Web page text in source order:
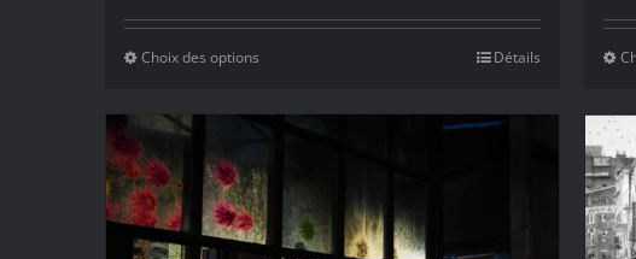
prix :
249€
Choix des options Détails